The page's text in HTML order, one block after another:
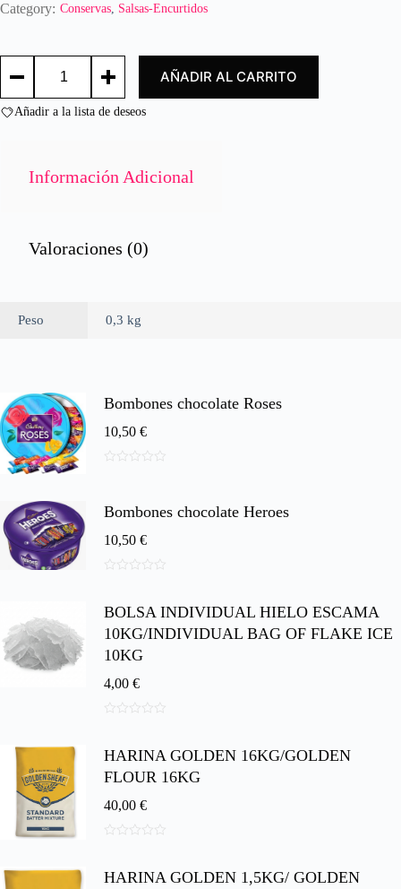
a
n
0
Category: Conservas, Salsas-Encurtidos
SEARSON`S
SEARSON'S
AÑADIR AL CARRITO
Añadir a la lista de deseos
Información Adicional
Valoraciones (0)
Peso 0,3 kg
Bombones chocolate Roses
10,50 €
5
Bombones chocolate Heroes
10,50 €
e
BOLSA INDIVIDUAL HIELO ESCAMA
10KG/INDIVIDUAL BAG OF FLAKE ICE
10KG
4,00 €
e
HARINA GOLDEN 16KG/GOLDEN
FLOUR 16KG
40,00 €
e
HARINA GOLDEN 1,5KG/ GOLDEN